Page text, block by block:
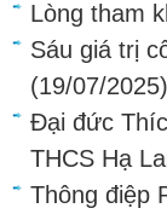
Lòng tham
Sáu giá trị
(19/07/2025)
Đại đức
THCS Hạ
Thông điệp